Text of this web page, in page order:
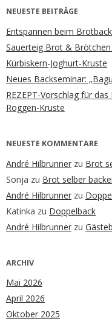
NEUESTE BEITRÄGE
Entspannen beim
Sauerteig Brot &
Kürbiskern-Joghurt-Kruste
Neues Backseminar:
REZEPT-Vorschlag für
Roggen-Kruste
NEUESTE KOMMENTARE
André Hilbrunner zu Brot
Sonja zu Brot selber
André Hilbrunner zu
Katinka zu Doppelback
André Hilbrunner zu
ARCHIV
Mai 2026
April 2026
Oktober 2025